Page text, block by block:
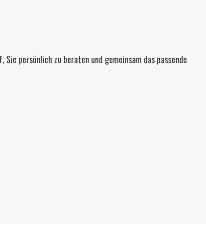
persönlich zu beraten und gemeinsam das passende